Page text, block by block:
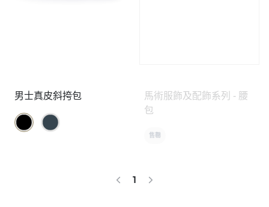
男士真皮斜挎包
馬術服飾及配飾系列 - 腰
包
售罄
1